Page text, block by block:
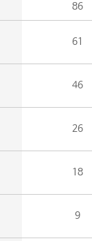
86
61
46
26
18
9